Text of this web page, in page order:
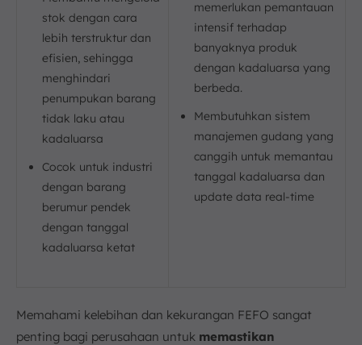
stok dengan cara
lebih terstruktur dan
efisien, sehingga
menghindari
penumpukan barang
tidak laku atau
kadaluarsa
Cocok untuk industri
dengan barang
berumur pendek
dengan tanggal
kadaluarsa ketat
memerlukan pemantauan
intensif terhadap
banyaknya produk
dengan kadaluarsa yang
berbeda.
Membutuhkan sistem
manajemen gudang yang
canggih untuk memantau
tanggal kadaluarsa dan
update data real-time
Memahami kelebihan dan kekurangan FEFO sangat
penting bagi perusahaan untuk memastikan